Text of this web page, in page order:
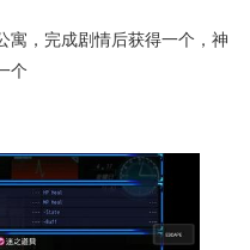
寓，完成剧情后获得一个，神
个